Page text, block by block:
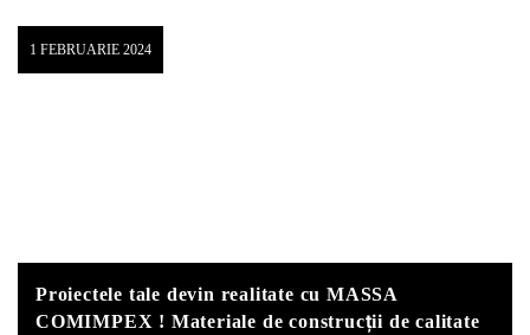
1 FEBRUARIE 2024
Proiectele tale devin realitate cu MASSA
COMIMPEX ! Materiale de construcții de calitate